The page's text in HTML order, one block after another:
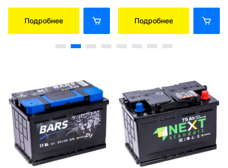
Подробнее Подробнее